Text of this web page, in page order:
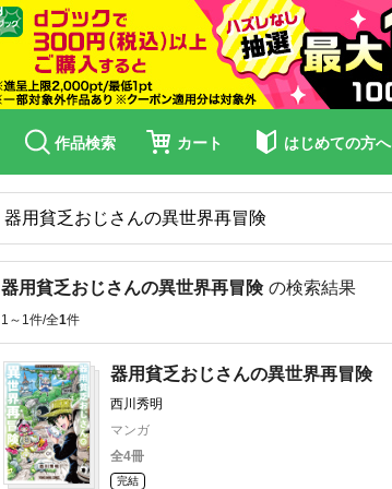
作品検索 カート はじめての方へ
器用貧乏おじさんの異世界再冒険 の検索結果
1～1件/全1件
器用貧乏おじさんの異世界再冒険
西川秀明
マンガ
全4冊
完結